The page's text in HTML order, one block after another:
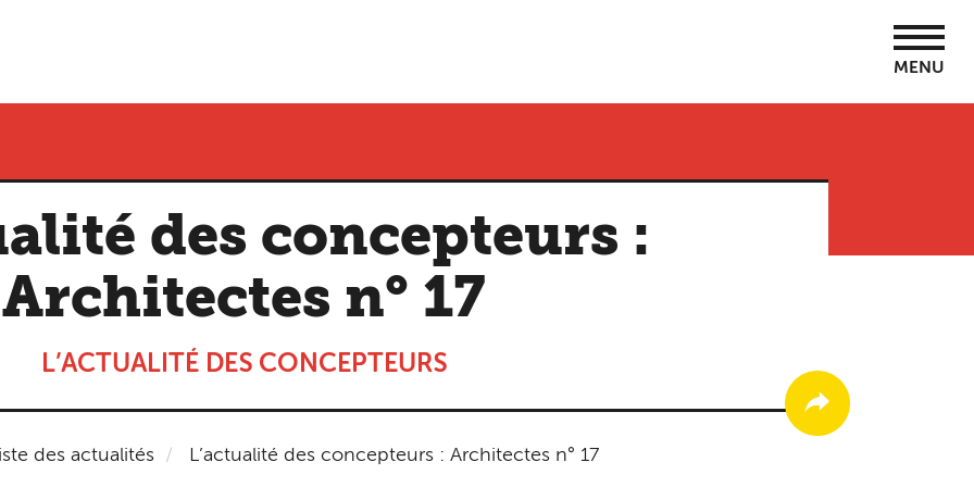
MENU
des concepteurs :
Architectes n° 17
L’ACTUALITÉ DES CONCEPTEURS
des actualités L’actualité des concepteurs : Architectes n° 17